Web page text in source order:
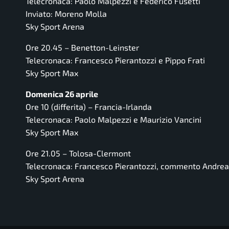
Inviato: Moreno Molla
Sky Sport Arena
Ore 20.45 – Benetton-Leinster
Telecronaca: Francesco Pierantozzi e Pippo Frati
Sky Sport Max
Domenica 26 aprile
Ore 10 (differita) – Francia-Irlanda
Telecronaca: Paolo Malpezzi e Maurizio Vancini
Sky Sport Max
Ore 21.05 – Tolosa-Clermont
Telecronaca: Francesco Pierantozzi, commento
Sky Sport Arena